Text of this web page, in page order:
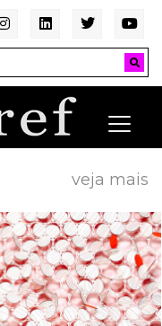
veja mais